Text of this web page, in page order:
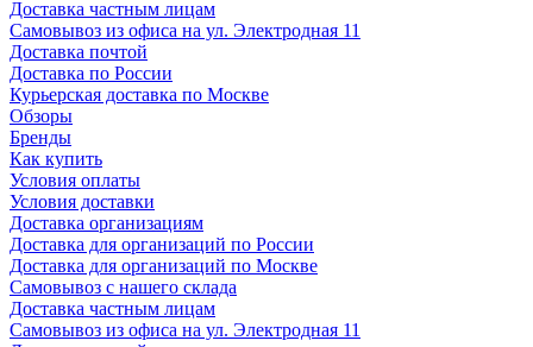
Доставка частным лицам
Самовывоз из офиса на ул. Электродная 11
Доставка почтой
Доставка по России
Курьерская доставка по Москве
Обзоры
Бренды
Как купить
Условия оплаты
Условия доставки
Доставка организациям
Доставка для организаций по России
Доставка для организаций по Москве
Самовывоз с нашего склада
Доставка частным лицам
Самовывоз из офиса на ул. Электродная 11